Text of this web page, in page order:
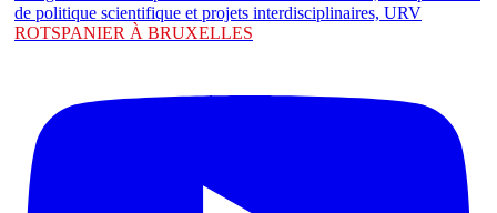
ROTSPANIER À BRUXELLES